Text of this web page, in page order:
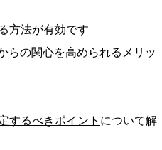
方法が有効です
らの関心を高められるメリッ
するべきポイント について解